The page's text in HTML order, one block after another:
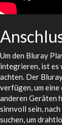
Um den Bluray
integrieren, ist es
achten. Der
verfügen, um eine
anderen Geräten
sinnvoll sein,
suchen, um